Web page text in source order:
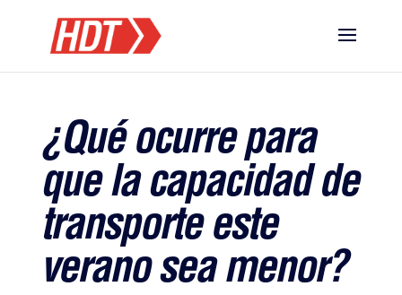
¿Qué ocurre para
que la capacidad de
transporte este
verano sea menor?